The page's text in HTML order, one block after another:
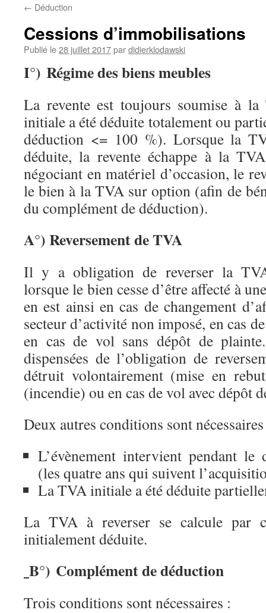
← Déduction
Cessions d’immobilisations
Publié le28 juillet 2017pardidierklodawski
I°) Régime des biens meubles
La revente est toujours soumise à
initiale a été déduite totalement ou
déduction <= 100 %). Lorsque la
déduite, la revente échappe à la
négociant en matériel d’occasion, le
le bien à la TVA sur option (afin de
du complément de déduction).
A°) Reversement de TVA
Il y a obligation de reverser la
lorsque le bien cesse d’être affecté à
en est ainsi en cas de changement
secteur d’activité non imposé, en cas
en cas de vol sans dépôt de
dispensées de l’obligation de
détruit volontairement (mise en
(incendie) ou en cas de vol avec dépôt
Deux autres conditions sont
L’évènement intervient pendant le
(les quatre ans qui suivent
La TVA initiale a été déduite
La TVA à reverser se calcule par
initialement déduite.
B°) Complément de déduction
Trois conditions sont nécessaires :